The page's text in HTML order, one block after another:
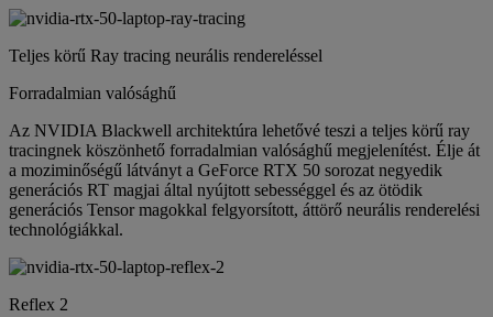
Teljes körű Ray tracing neurális rendereléssel
Forradalmian valósághű
Az NVIDIA Blackwell architektúra lehetővé teszi a teljes körű ray
tracingnek köszönhető forradalmian valósághű megjelenítést. Élje át
a moziminőségű látványt a GeForce RTX 50 sorozat negyedik
generációs RT magjai által nyújtott sebességgel és az ötödik
generációs Tensor magokkal felgyorsított, áttörő neurális renderelési
technológiákkal.
Reflex 2